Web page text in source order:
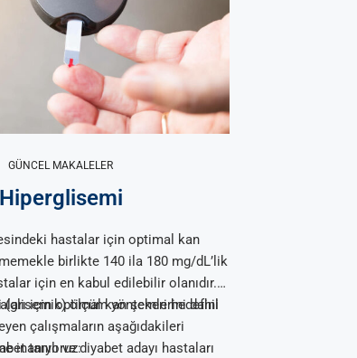
GÜNCEL MAKALELER
Hiperglisemi
hastalar için optimal kan
birlikte 140 ila 180 mg/dL’lik
için en kabul edilebilir olanıdır.
için optimal kan şekeri hedefini
çalışmaların aşağıdakileri
inanıyoruz:
(glisemik) ölçüm yöntemlerini dahil
tanılı ve diyabet adayı hastaları